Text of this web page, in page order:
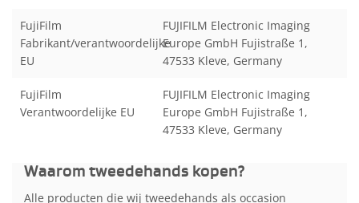
FujiFilm
Fabrikant/verantwoordelijke
EU
FUJIFILM Electronic Imaging
Europe GmbH Fujistraße 1,
47533 Kleve, Germany
FujiFilm
Verantwoordelijke EU
FUJIFILM Electronic Imaging
Europe GmbH Fujistraße 1,
47533 Kleve, Germany
Waarom tweedehands kopen?
Alle producten die wij tweedehands als occasion